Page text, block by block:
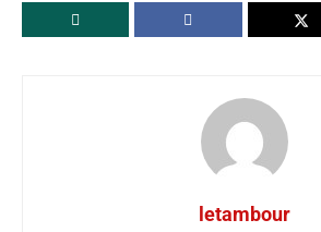
letambour